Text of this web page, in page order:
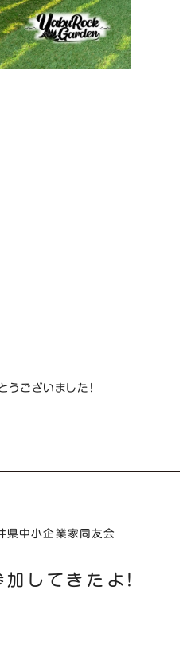
ございました！
県中小企業家同友会
してきたよ！